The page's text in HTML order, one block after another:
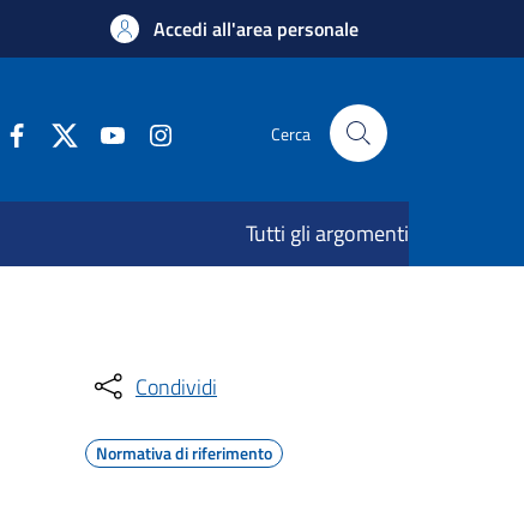
Accedi all'area personale
Cerca
Tutti gli argomenti
Condividi
Normativa di riferimento